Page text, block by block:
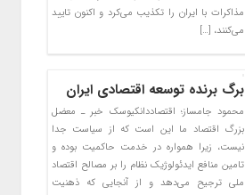
مذاکرات با ایران را تکذیب می‌کرد و اکنون تایید
می‌کنند، […]
برگ برنده‌ توسعه اقتصادی ایران
محمود جامساز؛ اقتصاددانکیوسک خبر ـ معضل
بزرگ اقتصاد ما این است که از سیاست جدا
نیست، زیرا همواره در خدمت حاکمیت بوده و
تامین منافع ایدئولوژیک نظام را بر مصالح اقتصاد
ملی ترجیح می‌دهد و از آنجایی که ذهنیت